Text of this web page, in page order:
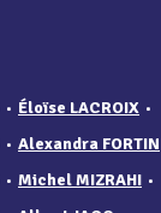
• Éloïse LACROIX •
• Alexandra FORTIN
• Michel MIZRAHI •